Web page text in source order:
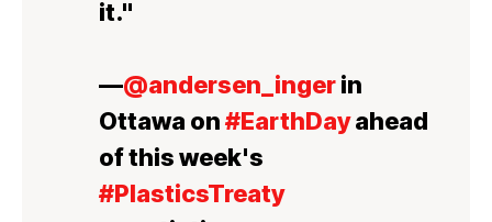
it."
—@andersen_ingerin
Ottawa on#EarthDayahead
of this week's
#PlasticsTreaty